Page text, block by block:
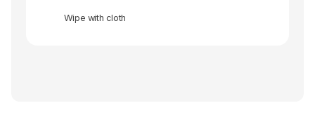
Wipe with cloth